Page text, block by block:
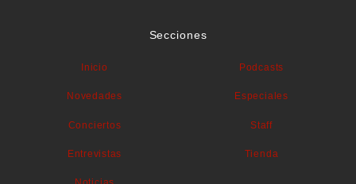
Secciones
Inicio
Novedades
Conciertos
Entrevistas
Podcasts
Especiales
Staff
Tienda